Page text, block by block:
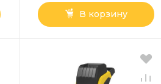
В корзину